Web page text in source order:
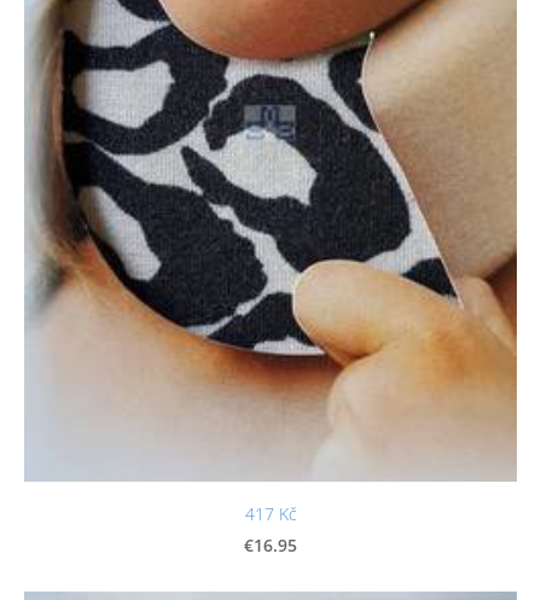
417 Kč
€16.95